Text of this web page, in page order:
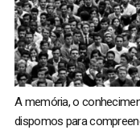
A memória, o
dispomos para